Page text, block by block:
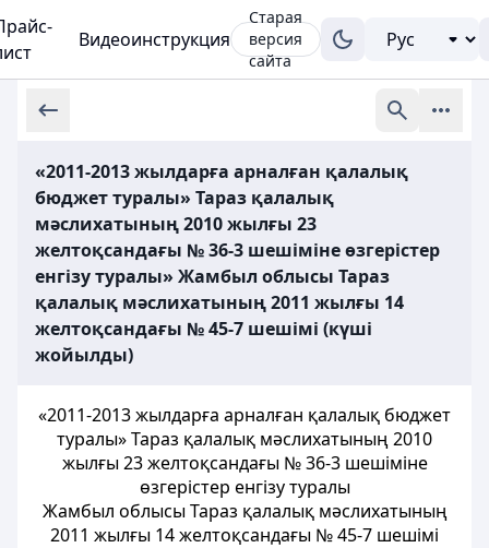
Видеоинструкция
Старая
версия
сайта
«2011-2013 жылдарға арналған қалалық
бюджет туралы» Тараз қалалық
мәслихатының 2010 жылғы 23
желтоқсандағы № 36-3 шешіміне өзгерістер
енгізу туралы» Жамбыл облысы Тараз
қалалық мәслихатының 2011 жылғы 14
желтоқсандағы № 45-7 шешімі (күші
жойылды)
«2011-2013 жылдарға арналған қалалық бюджет
туралы» Тараз қалалық мәслихатының 2010
жылғы 23 желтоқсандағы № 36-3 шешіміне
өзгерістер енгізу туралы
Жамбыл облысы Тараз қалалық мәслихатының
2011 жылғы 14 желтоқсандағы № 45-7 шешімі